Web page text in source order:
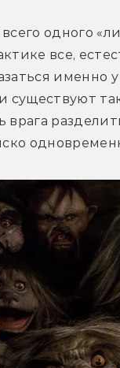
одного
все,
именно у
существуют
врага